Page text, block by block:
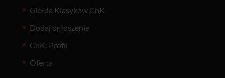
Giełda Klasyków CnK
Dodaj ogłoszenie
CnK: Profil
Oferta